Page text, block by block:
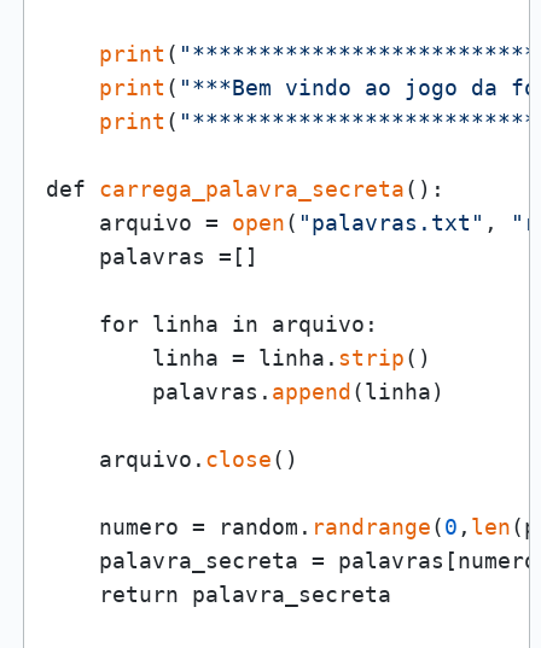
print (
print ( "***Bem vindo ao jogo da
print (
def carrega_palavra_secreta():
    arquivo =
open( "palavras.txt" ,
    palavras =[]
    for linha in arquivo:
        linha = linha.
strip()
        palavras.
append (linha)
    arquivo.
close()
    numero = random.
randrange(0 , len
palavra_secreta =
    return palavra_secreta